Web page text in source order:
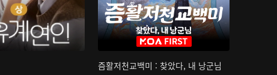
즘활저천교백미 : 찾았다, 내 낭군님